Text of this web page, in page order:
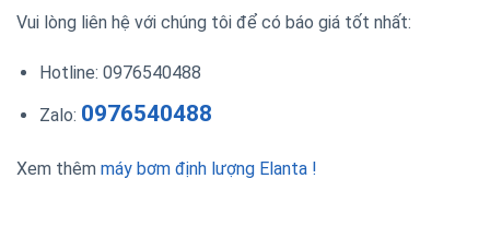
Vui lòng liên hệ với chúng tôi để có báo giá tốt nhất:
Hotline: 0976540488
Zalo: 0976540488
Xem thêm máy bơm định lượng Elanta !